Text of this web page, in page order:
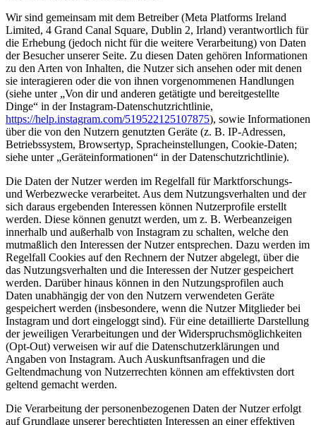
Wir sind gemeinsam mit dem Betreiber (Meta Platforms Ireland
Limited, 4 Grand Canal Square, Dublin 2, Irland) verantwortlich für
die Erhebung (jedoch nicht für die weitere Verarbeitung) von Daten
der Besucher unserer Seite. Zu diesen Daten gehören Informationen
zu den Arten von Inhalten, die Nutzer sich ansehen oder mit denen
sie interagieren oder die von ihnen vorgenommenen Handlungen
(siehe unter „Von dir und anderen getätigte und bereitgestellte
Dinge“ in der Instagram-Datenschutzrichtlinie,
https://help.instagram.com/519522125107875), sowie Informationen
über die von den Nutzern genutzten Geräte (z. B. IP-Adressen,
Betriebssystem, Browsertyp, Spracheinstellungen, Cookie-Daten;
siehe unter „Geräteinformationen“ in der Datenschutzrichtlinie).
Die Daten der Nutzer werden im Regelfall für Marktforschungs-
und Werbezwecke verarbeitet. Aus dem Nutzungsverhalten und der
sich daraus ergebenden Interessen können Nutzerprofile erstellt
werden. Diese können genutzt werden, um z. B. Werbeanzeigen
innerhalb und außerhalb von Instagram zu schalten, welche den
mutmaßlich den Interessen der Nutzer entsprechen. Dazu werden im
Regelfall Cookies auf den Rechnern der Nutzer abgelegt, über die
das Nutzungsverhalten und die Interessen der Nutzer gespeichert
werden. Darüber hinaus können in den Nutzungsprofilen auch
Daten unabhängig der von den Nutzern verwendeten Geräte
gespeichert werden (insbesondere, wenn die Nutzer Mitglieder bei
Instagram und dort eingeloggt sind). Für eine detaillierte Darstellung
der jeweiligen Verarbeitungen und der Widerspruchsmöglichkeiten
(Opt-Out) verweisen wir auf die Datenschutzerklärungen und
Angaben von Instagram. Auch Auskunftsanfragen und die
Geltendmachung von Nutzerrechten können am effektivsten dort
geltend gemacht werden.
Die Verarbeitung der personenbezogenen Daten der Nutzer erfolgt
auf Grundlage unserer berechtigten Interessen an einer effektiven